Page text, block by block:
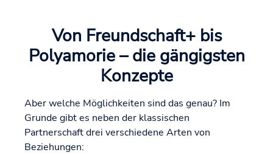
Von Freundschaft+ bis
Polyamorie – die gängigsten
Konzepte
Aber welche Möglichkeiten sind das genau? Im
Grunde gibt es neben der klassischen
Partnerschaft drei verschiedene Arten von
Beziehungen: